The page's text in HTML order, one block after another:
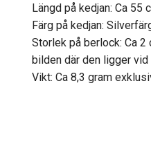
Längd på kedjan: Ca 55
Färg på kedjan:
Storlek på berlock: Ca
bilden där den ligger vid
Vikt: Ca 8,3 gram